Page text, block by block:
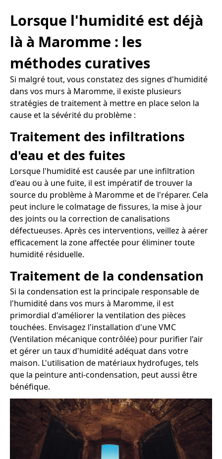
Lorsque l'humidité est déjà
là à Maromme : les
méthodes curatives
Si malgré tout, vous constatez des signes d'humidité
dans vos murs à Maromme, il existe plusieurs
stratégies de traitement à mettre en place selon la
cause et la sévérité du problème :
Traitement des infiltrations
d'eau et des fuites
Lorsque l'humidité est causée par une infiltration
d'eau ou à une fuite, il est impératif de trouver la
source du problème à Maromme et de l'réparer. Cela
peut inclure le colmatage de fissures, la mise à jour
des joints ou la correction de canalisations
défectueuses. Après ces interventions, veillez à aérer
efficacement la zone affectée pour éliminer toute
humidité résiduelle.
Traitement de la condensation
Si la condensation est la principale responsable de
l'humidité dans vos murs à Maromme, il est
primordial d'améliorer la ventilation des pièces
touchées. Envisagez l'installation d'une VMC
(Ventilation mécanique contrôlée) pour purifier l'air
et gérer un taux d'humidité adéquat dans votre
maison. L'utilisation de matériaux hydrofuges, tels
que la peinture anti-condensation, peut aussi être
bénéfique.